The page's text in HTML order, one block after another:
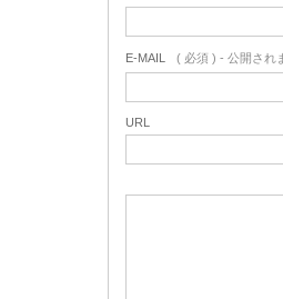
E-MAIL ( 必須 ) - 公開され
URL